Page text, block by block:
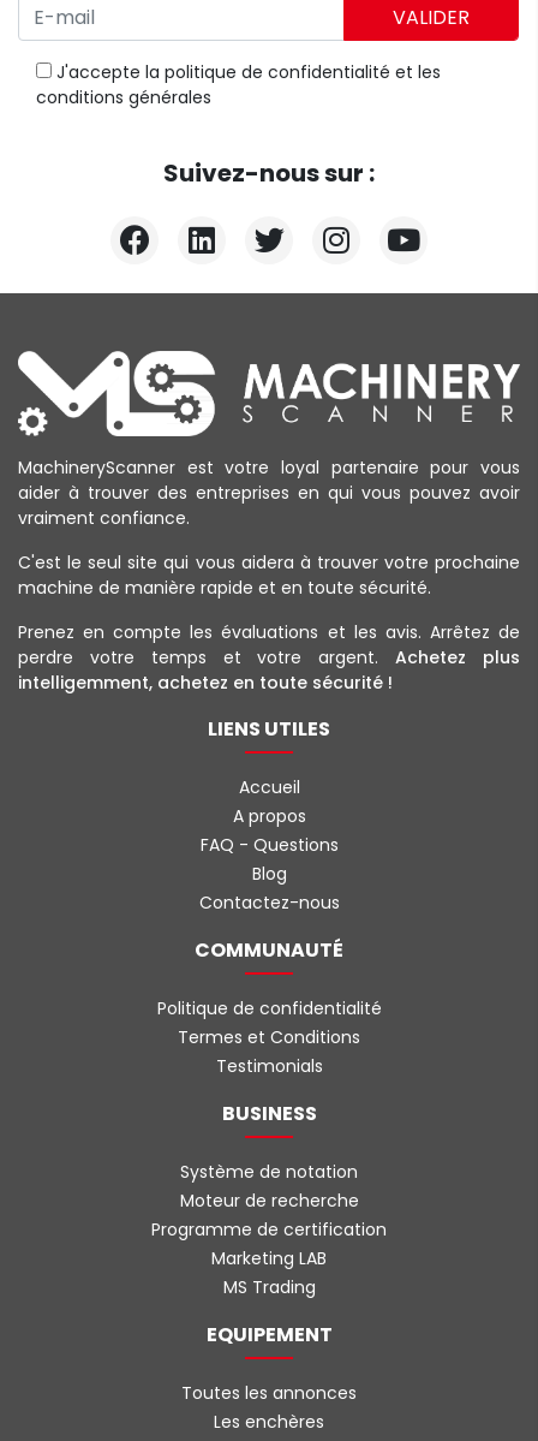
VALIDER
J'accepte la politique de confidentialité et les
conditions générales
Suivez-nous sur :
MachineryScanner est votre loyal partenaire pour vous
aider à trouver des entreprises en qui vous pouvez avoir
vraiment confiance.
C'est le seul site qui vous aidera à trouver votre prochaine
machine de manière rapide et en toute sécurité.
Prenez en compte les évaluations et les avis. Arrêtez de
perdre votre temps et votre argent.Achetez plus
intelligemment, achetez en toute sécurité !
LIENS UTILES
Accueil
A propos
FAQ - Questions
Blog
Contactez-nous
COMMUNAUTÉ
Politique de confidentialité
Termes et Conditions
Testimonials
BUSINESS
Système de notation
Moteur de recherche
Programme de certification
Marketing LAB
MS Trading
EQUIPEMENT
Toutes les annonces
Les enchères